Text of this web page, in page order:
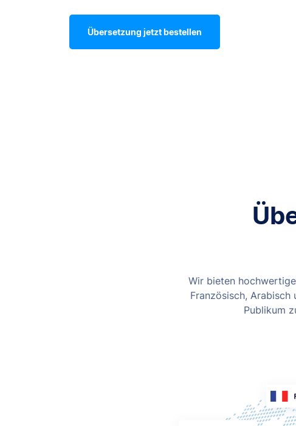
Übersetzung jetzt bestellen
Wir bieten
Französisch,
Publikum